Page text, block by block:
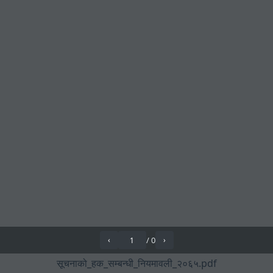
‹ /0 ›
सूचनाको_हक_सम्बन्धी_नियमावली_२०६५.pdf